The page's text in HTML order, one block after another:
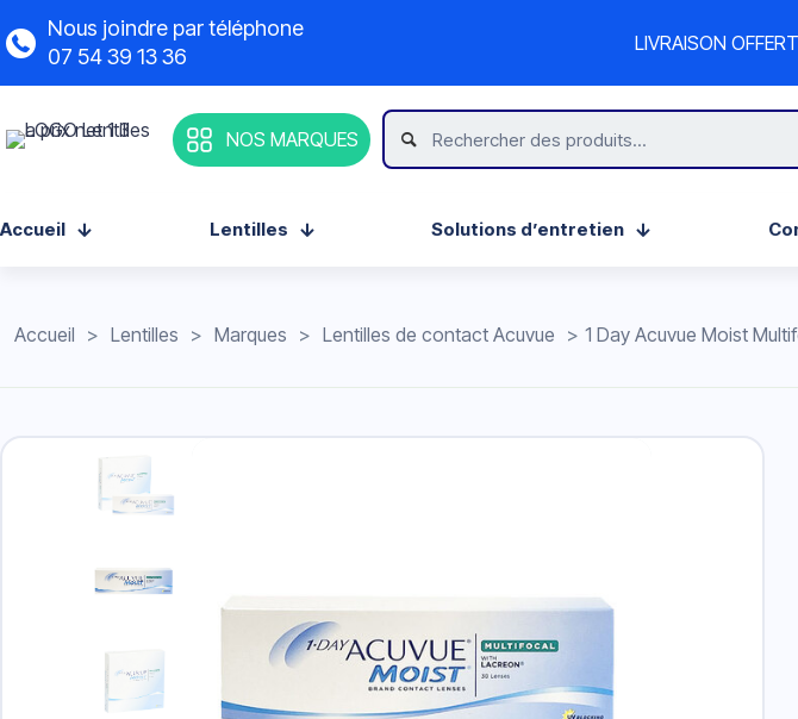
Nous joindre par téléphone
07 54 39 13 36
LIVRAISON
NOS MARQUES
Accueil Lentilles Solutions d’entretien
Accueil > Lentilles > Marques > Lentilles de contact Acuvue > 1 Day Acuvue Moist